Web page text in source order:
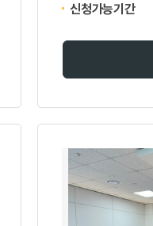
신청가능기간